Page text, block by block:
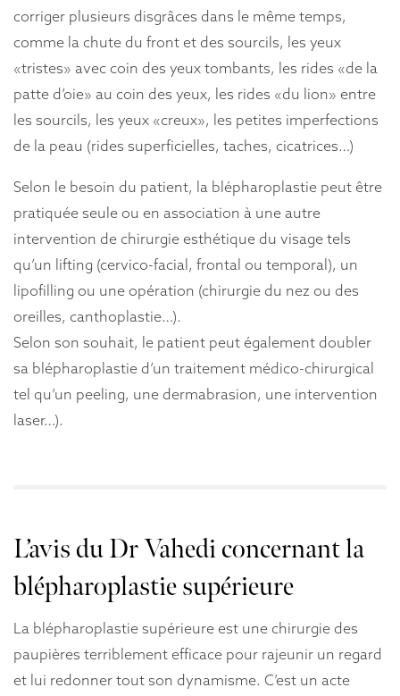
corriger plusieurs disgrâces dans le même temps,
comme la chute du front et des sourcils, les yeux
«tristes» avec coin des yeux tombants, les rides «de la
patte d’oie» au coin des yeux, les rides «du lion» entre
les sourcils, les yeux «creux», les petites imperfections
de la peau (rides superficielles, taches, cicatrices…)
Selon le besoin du patient, la blépharoplastie peut être
pratiquée seule ou en association à une autre
intervention de chirurgie esthétique du visage tels
qu’un lifting (cervico-facial, frontal ou temporal), un
lipofilling ou une opération (chirurgie du nez ou des
oreilles, canthoplastie…).
Selon son souhait, le patient peut également doubler
sa blépharoplastie d’un traitement médico-chirurgical
tel qu’un peeling, une dermabrasion, une intervention
laser…).
L’avis du Dr Vahedi concernant la
blépharoplastie supérieure
La blépharoplastie supérieure est une chirurgie des
paupières terriblement efficace pour rajeunir un regard
et lui redonner tout son dynamisme. C’est un acte